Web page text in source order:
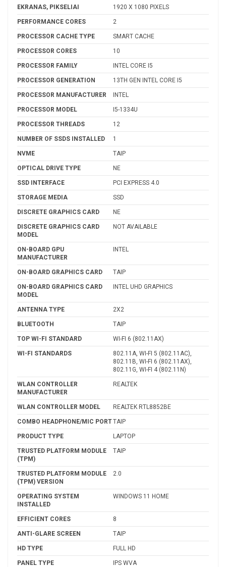
EKRANAS, PIKSELIAI 1920 X 1080 PIXELS
PERFORMANCE CORES 2
PROCESSOR CACHE TYPE SMART CACHE
PROCESSOR CORES 10
PROCESSOR FAMILY INTEL CORE I5
PROCESSOR GENERATION 13TH GEN INTEL CORE I5
PROCESSOR MANUFACTURER INTEL
PROCESSOR MODEL I5-1334U
PROCESSOR THREADS 12
NUMBER OF SSDS INSTALLED 1
NVME TAIP
OPTICAL DRIVE TYPE NE
SSD INTERFACE PCI EXPRESS 4.0
STORAGE MEDIA SSD
DISCRETE GRAPHICS CARD NE
DISCRETE GRAPHICS CARD
MODEL
NOT AVAILABLE
ON-BOARD GPU
MANUFACTURER
INTEL
ON-BOARD GRAPHICS CARD TAIP
ON-BOARD GRAPHICS CARD
MODEL
INTEL UHD GRAPHICS
ANTENNA TYPE 2X2
BLUETOOTH TAIP
TOP WI-FI STANDARD WI-FI 6 (802.11AX)
WI-FI STANDARDS
802.11A, WI-FI 5 (802.11AC),
802.11B, WI-FI 6 (802.11AX),
802.11G, WI-FI 4 (802.11N)
WLAN CONTROLLER
MANUFACTURER
REALTEK
WLAN CONTROLLER MODEL REALTEK RTL8852BE
COMBO HEADPHONE/MIC PORTTAIP
PRODUCT TYPE LAPTOP
TRUSTED PLATFORM MODULE
(TPM)
TAIP
TRUSTED PLATFORM MODULE
(TPM) VERSION
2.0
OPERATING SYSTEM
INSTALLED
WINDOWS 11 HOME
EFFICIENT CORES 8
ANTI-GLARE SCREEN TAIP
HD TYPE FULL HD
PANEL TYPE IPS WVA